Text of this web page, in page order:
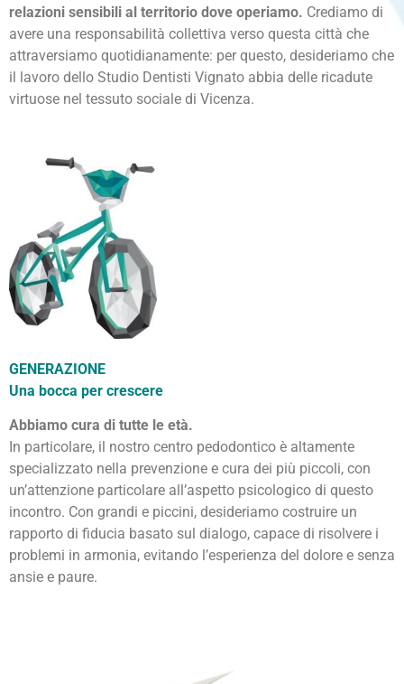
relazioni sensibili al territorio dove operiamo. Crediamo di
avere una responsabilità collettiva verso questa città che
attraversiamo quotidianamente: per questo, desideriamo che
il lavoro dello Studio Dentisti Vignato abbia delle ricadute
virtuose nel tessuto sociale di Vicenza.
GENERAZIONE
Una bocca per crescere
Abbiamo cura di tutte le età.
In particolare, il nostro centro pedodontico è altamente
specializzato nella prevenzione e cura dei più piccoli, con
un’attenzione particolare all’aspetto psicologico di questo
incontro. Con grandi e piccini, desideriamo costruire un
rapporto di fiducia basato sul dialogo, capace di risolvere i
problemi in armonia, evitando l’esperienza del dolore e senza
ansie e paure.